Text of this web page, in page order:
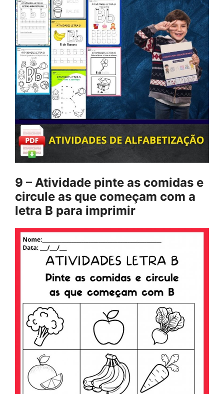
9 – Atividade pinte as comidas e
circule as que começam com a
letra B para imprimir